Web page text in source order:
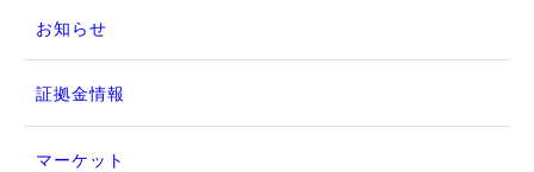
お知らせ
証拠金情報
マーケット